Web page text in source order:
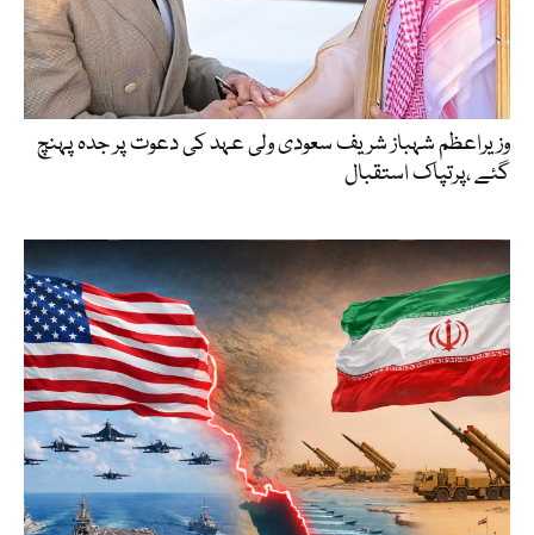
وزیراعظم شہباز شریف سعودی ولی عہد کی دعوت پر جدہ پہنچ
گئے ،پرتپاک استقبال